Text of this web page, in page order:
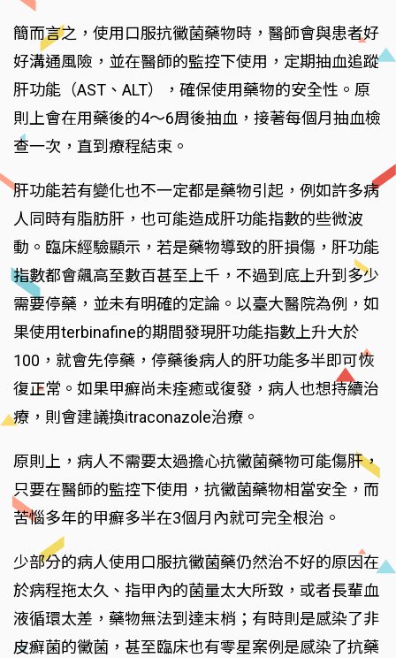
簡而言之，使用口服抗黴菌藥物時，醫師會與患者好
好溝通風險，並在醫師的監控下使用，定期抽血追蹤
肝功能（AST、ALT），確保使用藥物的安全性。原
則上會在用藥後的4～6周後抽血，接著每個月抽血檢
查一次，直到療程結束。
肝功能若有變化也不一定都是藥物引起，例如許多病
人同時有脂肪肝，也可能造成肝功能指數的些微波
動。臨床經驗顯示，若是藥物導致的肝損傷，肝功能
指數都會飆高至數百甚至上千，不過到底上升到多少
需要停藥，並未有明確的定論。以臺大醫院為例，如
果使用terbinafine的期間發現肝功能指數上升大於
100，就會先停藥，停藥後病人的肝功能多半即可恢
復正常。如果甲癬尚未痊癒或復發，病人也想持續治
療，則會建議換itraconazole治療。
原則上，病人不需要太過擔心抗黴菌藥物可能傷肝，
只要在醫師的監控下使用，抗黴菌藥物相當安全，而
苦惱多年的甲癬多半在3個月內就可完全根治。
少部分的病人使用口服抗黴菌藥仍然治不好的原因在
於病程拖太久、指甲內的菌量太大所致，或者長輩血
液循環太差，藥物無法到達末梢；有時則是感染了非
皮癬菌的黴菌，甚至臨床也有零星案例是感染了抗藥